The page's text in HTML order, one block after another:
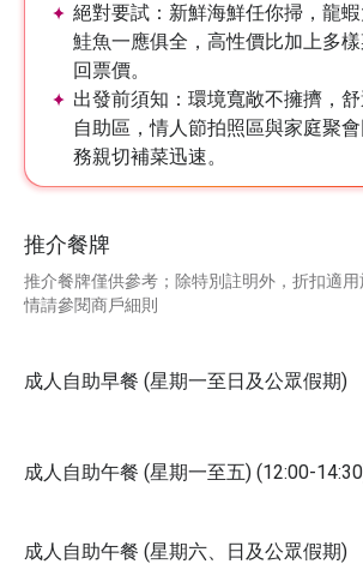
絕對要試： 新鮮海鮮任你掃，龍
鮭魚一應俱全，高性價比加上多
回票價。
出發前須知： 環境寬敞不擁擠，
自助區，情人節拍照區與家庭聚
務親切補菜迅速。
推介餐牌
推介餐牌僅供參考；除特別註明外，折扣適
情請參閱商戶細則
成人自助早餐 (星期一至日及公眾假期)
成人自助午餐 (星期一至五) (12:00-
成人自助午餐 (星期六、日及公眾假期)